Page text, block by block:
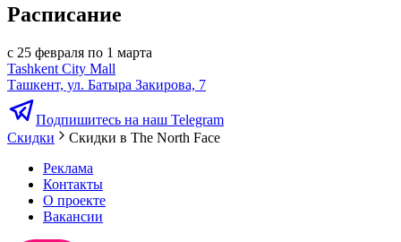
Расписание
с 25 февраля по 1 марта
Tashkent City Mall
Ташкент, ул. Батыра Закирова, 7
Подпишитесь на наш Telegram
Скидки
Скидки в The North Face
Реклама
Контакты
О проекте
Вакансии